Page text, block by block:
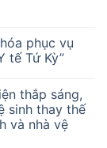
phục vụ
tế Tứ Kỳ”
thắp sáng,
sinh thay thế
và nhà vệ